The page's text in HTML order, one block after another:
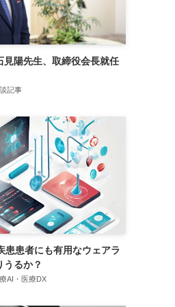
見陽先生、取締役会長就任
記事
患者にも有用なウェアラ
うるか？
AI・医療DX